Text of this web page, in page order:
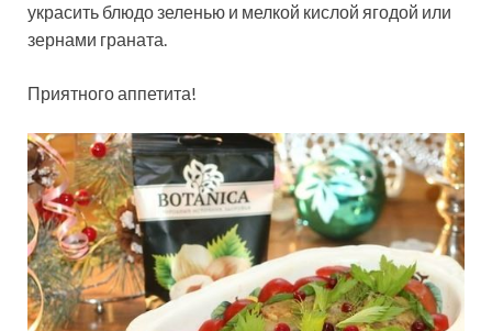
украсить блюдо зеленью и мелкой кислой ягодой или
зернами граната.
Приятного аппетита!